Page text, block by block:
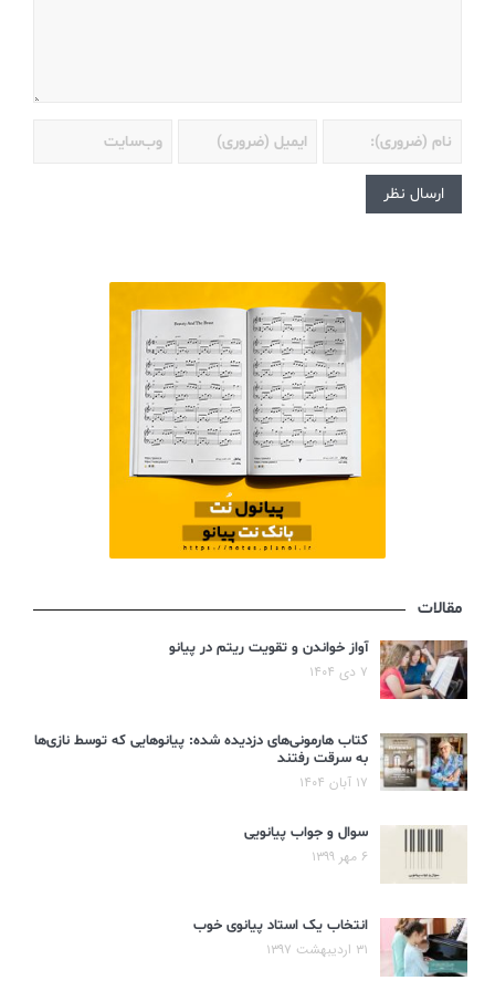
مقالات
آواز خواندن و تقویت ریتم در پیانو
۷ دی ۱۴۰۴
کتاب هارمونی‌های دزدیده شده: پیانوهایی که توسط نازی‌ها
به سرقت رفتند
۱۷ آبان ۱۴۰۴
سوال و جواب پیانویی
۶ مهر ۱۳۹۹
انتخاب یک استاد پیانوی خوب
۳۱ اردیبهشت ۱۳۹۷